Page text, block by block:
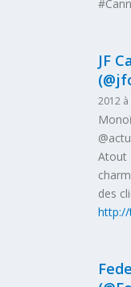
JF
2012 à
Atout
des
http://